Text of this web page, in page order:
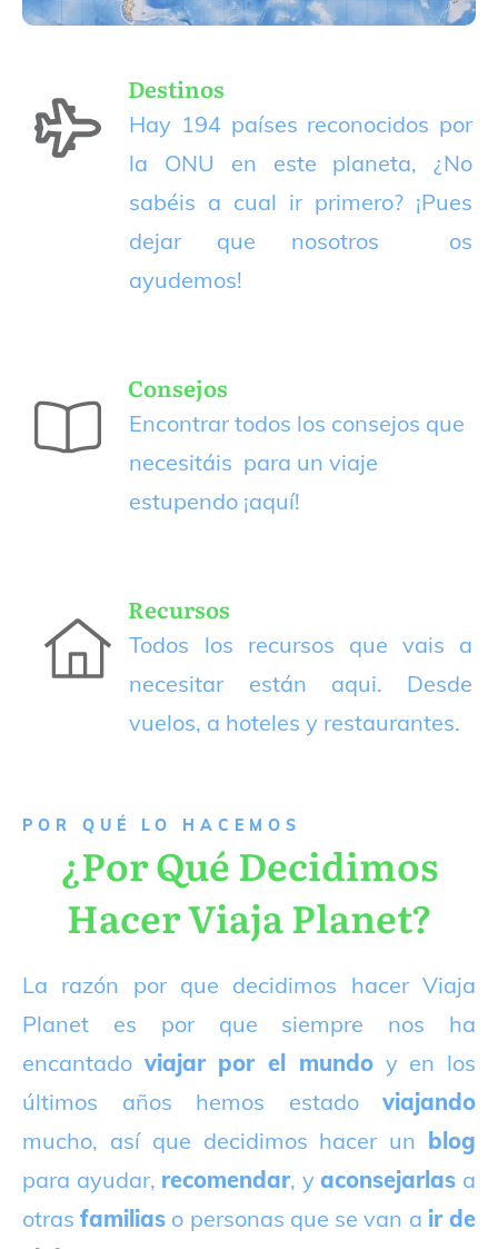
Destinos
Hay 194 países reconocidos por
la ONU en este planeta, ¿No
sabéis a cual ir primero? ¡Pues
dejar que nosotros os
ayudemos!
Consejos
Encontrar todos los consejos que
necesitáis para un viaje
estupendo ¡aquí!
Recursos
Todos los recursos que vais a
necesitar están aqui. Desde
vuelos, a hoteles y restaurantes.
P OR QUÉ LO HACEMOS
¿Por Qué Decidimos
Hacer Viaja Planet?
La razón por que decidimos hacer Viaja
Planet es por que siempre nos ha
encantado viajar por el mundoy en los
últimos años hemos estado viajando
mucho, así que decidimos hacer un blog
para ayudar, recomendar, yaconsejarlas a
otrasfamilias o personas que se van a ir de